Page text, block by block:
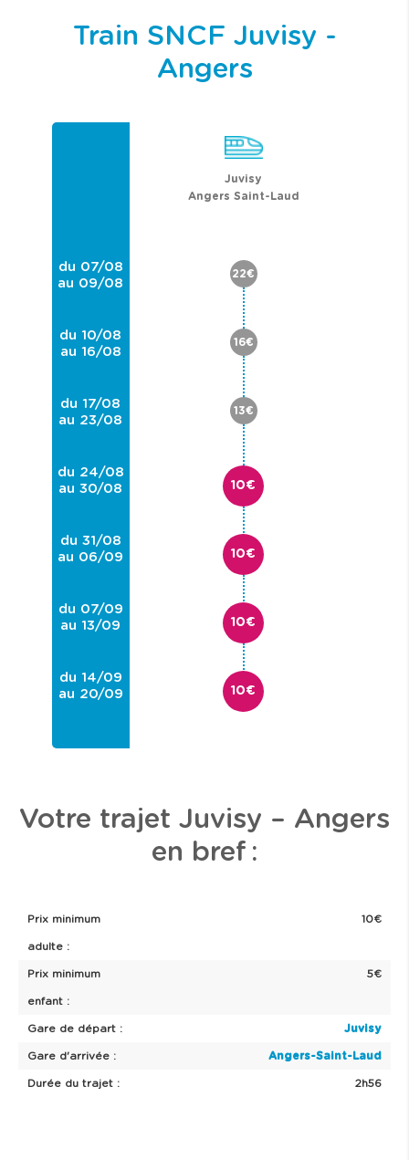
Train SNCF Juvisy -
Angers
du 07/08
au 09/08
du 10/08
au 16/08
du 17/08
au 23/08
du 24/08
au 30/08
du 31/08
au 06/09
du 07/09
au 13/09
du 14/09
au 20/09
Juvisy
Angers Saint-Laud
22€
16€
13€
10€
10€
10€
10€
Votre trajet Juvisy – Angers
en bref :
Prix minimum
adulte :
10€
Prix minimum
enfant :
5€
Gare de départ : Juvisy
Gare d'arrivée : Angers-Saint-Laud
Durée du trajet : 2h56